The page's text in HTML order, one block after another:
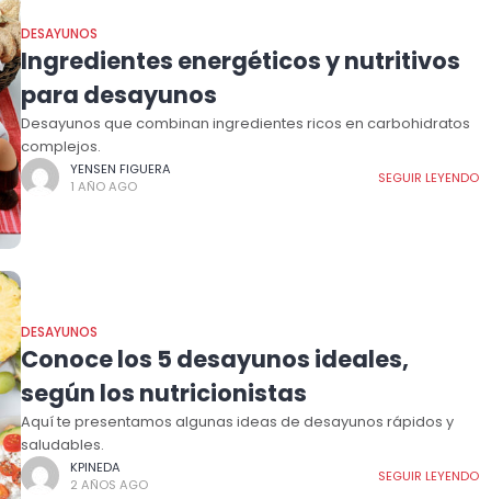
DESAYUNOS
Ingredientes energéticos y nutritivos
para desayunos
Desayunos que combinan ingredientes ricos en carbohidratos
complejos.
YENSEN FIGUERA
1 AÑO AGO
SEGUIR LEYENDO
DESAYUNOS
Conoce los 5 desayunos ideales,
según los nutricionistas
Aquí te presentamos algunas ideas de desayunos rápidos y
saludables.
KPINEDA
2 AÑOS AGO
SEGUIR LEYENDO